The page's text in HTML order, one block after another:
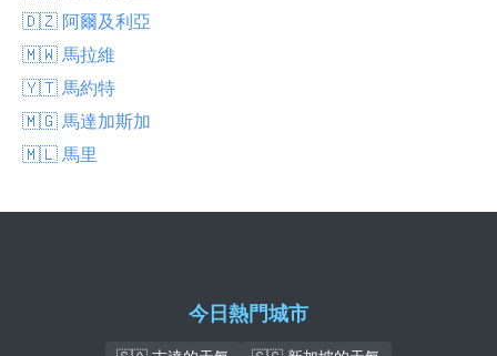
🇩🇿 阿爾及利亞
🇲🇼 馬拉維
🇾🇹 馬約特
🇲🇬 馬達加斯加
🇲🇱 馬里
今日熱門城市